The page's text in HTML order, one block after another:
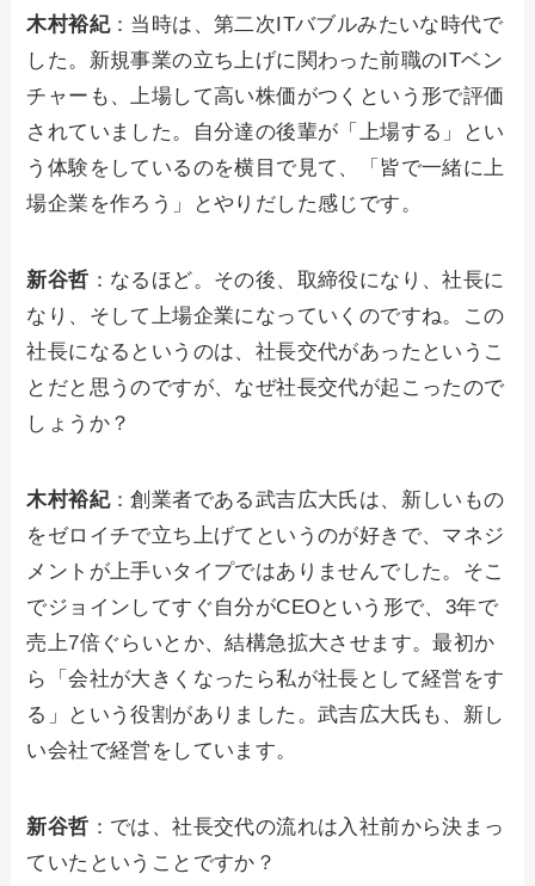
木村裕紀：当時は、第二次ITバブルみたいな時代で
した。新規事業の立ち上げに関わった前職のITベン
チャーも、上場して高い株価がつくという形で評価
されていました。自分達の後輩が「上場する」とい
う体験をしているのを横目で見て、「皆で一緒に上
場企業を作ろう」とやりだした感じです。
新谷哲 ：なるほど。その後、取締役になり、社長に
なり、そして上場企業になっていくのですね。この
社長になるというのは、社長交代があったというこ
とだと思うのですが、なぜ社長交代が起こったので
しょうか？
木村裕紀：創業者である武吉広大氏は、新しいもの
をゼロイチで立ち上げてというのが好きで、マネジ
メントが上手いタイプではありませんでした。そこ
でジョインしてすぐ自分がCEOという形で、3年で
売上7倍ぐらいとか、結構急拡大させます。最初か
ら「会社が大きくなったら私が社長として経営をす
る」という役割がありました。武吉広大氏も、新し
い会社で経営をしています。
新谷哲 ：では、社長交代の流れは入社前から決まっ
ていたということですか？